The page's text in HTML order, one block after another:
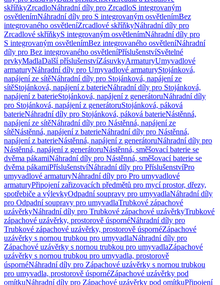
skříňkyZrcadloNáhradní díly pro ZrcadloS integrovaným
osvětlenímNáhradní díly pro S integrovaným osvětlenímBez
integrovaného osvětleníZrcadlové skříňkyNáhradní díly pro
Zrcadlové skříňkyS integrovaným osvětlenímNáhradní díly pro
S integrovaným osvětlenímBez integrovaného osvětleníNáhradní
díly pro Bez integrovaného osvětleníPříslušenstvíSvětelné
prvkyMadlaDalší příslušenstvíZásuvkyArmaturyUmyvadlové
armaturyNáhradní díly pro Umyvadlové armaturyStojánková,
napájení ze sítěNáhradní díly pro Stojánková, napájení ze
sítěStojánková, napájení z baterieNáhradní díly pro Stojánková,
napájení z baterieStojánková, napájení z generátoruNáhradní díly
pro Stojánková, napájení z generátoruStojánková, páková
baterieNáhradní díly pro Stojánková, páková baterieNástěnná,
napájení ze sítěNáhradní díly pro Nástěnná, napájení ze
sítěNástěnná, napájení z baterieNáhradní díly pro Nástěnná,
napájení z baterieNástěnná, napájení z generátoruNáhradní díly pro
Nástěnná, napájení z generátoruNástěnná, směšovací baterie se
dvěma pákamiNáhradní díly pro Nástěnná, směšovací baterie se
dvěma pákamiPříslušenstvíNáhradní díly pro PříslušenstvíPro
umyvadlové armaturyNáhradní díly pro Pro umyvadlové
armaturyPřipojení zařizovacích předmětů pro mycí prostor, dřezy,
spotřebiče a výlevkyOdpadní soupravy pro umyvadlaNáhradní díly
pro Odpadní soupravy pro umyvadlaTrubkové zápachové
uzávěrkyNáhradní díly pro Trubkové zápachové uzávěrkyTrubkové
zápachové uzávěrky, prostorově úspornéNáhradní díly pro
Trubkové zápachové uzávěrky, prostorově úspornéZápachové
uzávěrky s nornou trubkou pro umyvadlaNáhradní díly pro
Zápachové uzávěrky s nornou trubkou pro umyvadlaZápachové
uzávěrky s nornou trubkou pro umyvadla, prostorově
úspornéNáhradní díly pro Zápachové uzávěrky s nornou trubkou
pro umyvadla, prostorově úspornéZápachové uzávěrky pod
omítkuNáhradní díly pro Zápachové uzávěrky pod omítkuPřipojení